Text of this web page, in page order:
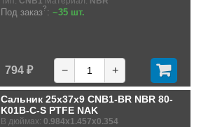
Под заказ?: ~35 шт.
794 ₽ − +
Сальник 25x37x9 CNB1-BR NBR 80-
K01B-C-S PTFE NAK
В дюймах: 0.984x1.457x0.354